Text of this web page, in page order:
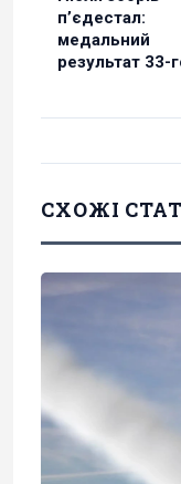
п’єдестал:
медальний
результат 33-
СХОЖІ